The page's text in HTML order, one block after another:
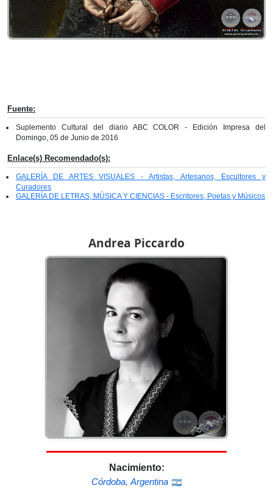
Andrea Piccardo
Nacimiento:
Córdoba, Argentina
Fuente:
Suplemento Cultural del diario ABC COLOR - Edición Impresa del
Domingo, 05 de Junio de 2016
Enlace(s) Recomendado(s):
GALERÍA DE ARTES VISUALES - Artistas, Artesanos, Escultores y
Curadores
GALERÍA DE LETRAS, MÚSICA Y CIENCIAS - Escritores, Poetas y Músicos